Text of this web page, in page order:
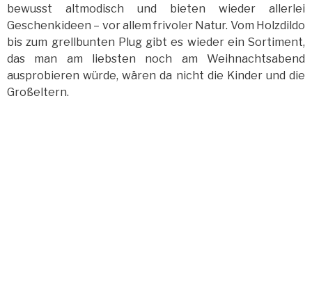
bewusst altmodisch und bieten wieder allerlei
Geschenkideen – vor allem frivoler Natur. Vom Holzdildo
bis zum grellbunten Plug gibt es wieder ein Sortiment,
das man am liebsten noch am Weihnachtsabend
ausprobieren würde, wären da nicht die Kinder und die
Großeltern.